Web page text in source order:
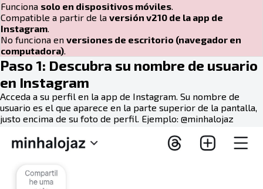
Funciona solo en dispositivos móviles.
Compatible a partir de la versión v210 de la app de
Instagram.
No funciona en versiones de escritorio (navegador en
computadora).
Paso 1: Descubra su nombre de usuario
en Instagram
Acceda a su perfil en la app de Instagram. Su nombre de
usuario es el que aparece en la parte superior de la pantalla,
justo encima de su foto de perfil. Ejemplo: @minhalojaz